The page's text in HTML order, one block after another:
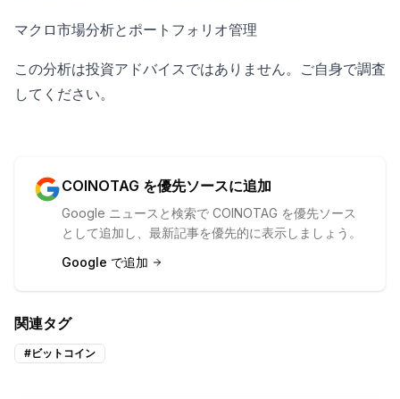
マクロ市場分析とポートフォリオ管理
この分析は投資アドバイスではありません。ご自身で調査
してください。
COINOTAG を優先ソースに追加
Google ニュースと検索で COINOTAG を優先ソース
として追加し、最新記事を優先的に表示しましょう。
Google で追加
関連タグ
#ビットコイン